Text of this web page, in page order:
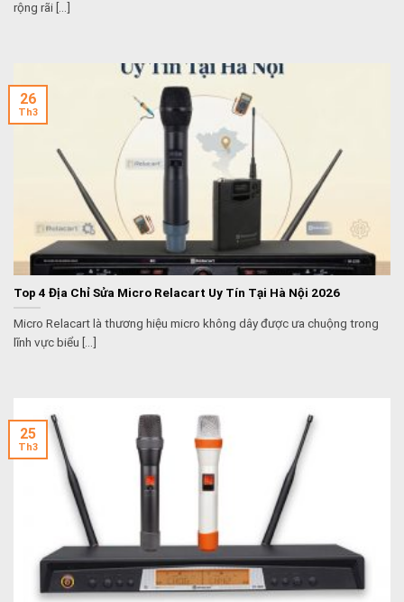
rộng rãi [...]
Top 4 Địa Chỉ Sửa Micro Relacart Uy Tín Tại Hà Nội 2026
Micro Relacart là thương hiệu micro không dây được ưa chuộng trong
lĩnh vực biểu [...]
26
Th3
25
Th3